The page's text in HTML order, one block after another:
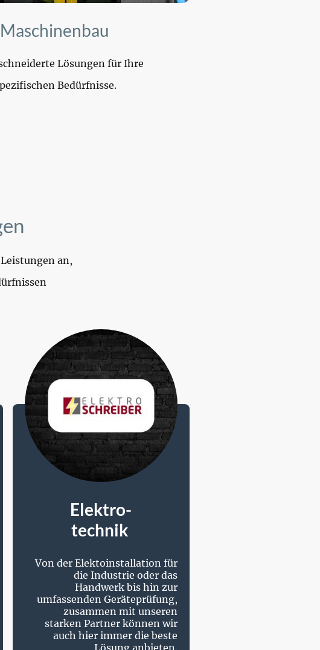
Maschinenbau
Lösungen für Ihre
Bedürfnisse.
an,
Elektro-
technik
Von der Elektoinstallation für
die Industrie oder das
Handwerk bis hin zur
umfassenden Geräteprüfung,
zusammen mit unseren
starken Partner können wir
auch hier immer die beste